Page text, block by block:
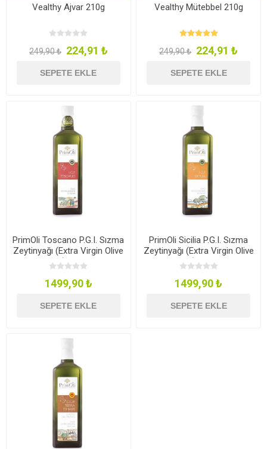
Vealthy Ajvar 210g
249,90 ₺ 224,91 ₺
SEPETE EKLE
Vealthy Mütebbel 210g
249,90 ₺ 224,91 ₺
SEPETE EKLE
PrimOli Toscano P.G.I. Sızma
Zeytinyağı (Extra Virgin Olive
Oil) 0.5L
1499,90 ₺
SEPETE EKLE
PrimOli Sicilia P.G.I. Sızma
Zeytinyağı (Extra Virgin Olive
Oil) 0.5L
1499,90 ₺
SEPETE EKLE